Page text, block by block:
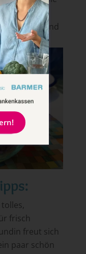
und
frisch
freut sich
paar schön